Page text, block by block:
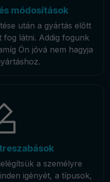
módosítások
után a gyártás előtt
fog látni. Addig fogunk
Ön jóvá nem hagyja
a személyre
igényét, a típusok,